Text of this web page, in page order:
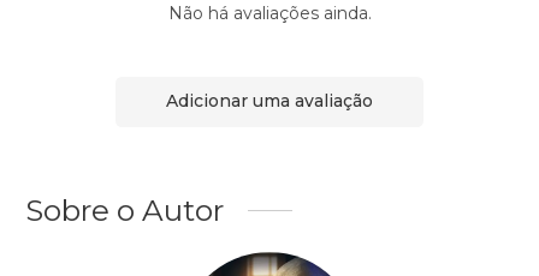
Não há avaliações ainda.
Adicionar uma avaliação
Sobre o Autor